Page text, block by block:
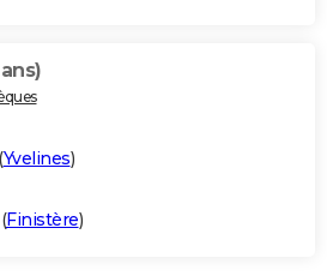
Yvelines)
Finistère)